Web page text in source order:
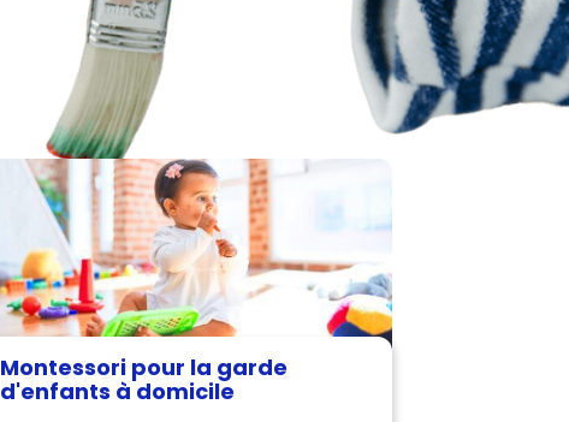
Montessori pour la garde
d'enfants à domicile